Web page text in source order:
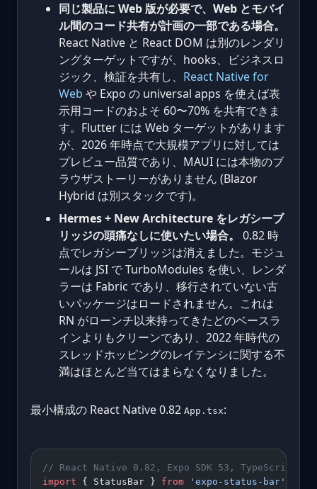
同じ製品に Web 版が必要で、Web とモバイ
ル間のコード共有が計画の一部である場合。
React Native と React DOM は別のレンダリ
ングターゲットですが、hooks、ビジネスロ
ジック、検証を共有し、 React Native for
Web や Expo の universal apps を使えば表
示用コードのおよそ 60〜70% を共有できま
す。Flutter には Web ターゲットがあります
が、2026 年時点で大規模アプリに対しては
プレビュー品質であり、MAUI には本物のブ
ラウザストーリーがありません (Blazor
Hybrid は別スタックです)。
Hermes + New Architecture をレガシーブ
リッジの頭痛なしに使いたい場合。
0.82 時
点でレガシーブリッジは消えました。モジュ
ールは JSI で TurboModules を使い、レンダ
ラーは Fabric であり、移行されていない古
いパッケージはロードされません。これは
RN がローンチ以来持ってきたどのベースラ
インよりもクリーンであり、2022 年時代の
スレッドホッピングのレイテンシに関する不
満はほとんど当てはまらなくなりました。
最小構成の React Native 0.82 App.tsx:
// React Native 0.82, Expo SDK 53, TypeScript
import { StatusBar } from 'expo-status-bar'